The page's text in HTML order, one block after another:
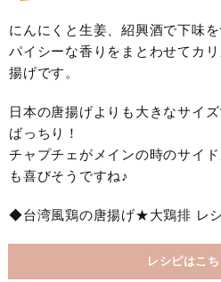
にんにくと生姜、紹興酒で下味
パイシーな香りをまとわせてカ
揚げです。
日本の唐揚げよりも大きなサイ
ばっちり！
チャプチェがメインの時のサイ
も喜びそうですね♪
◆台湾風鶏の唐揚げ★大鶏排 レ
レシピはこち